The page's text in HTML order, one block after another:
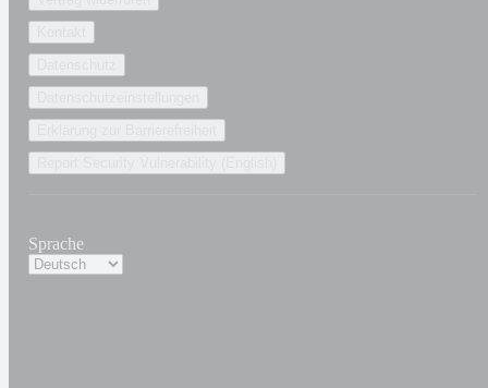
Sprache